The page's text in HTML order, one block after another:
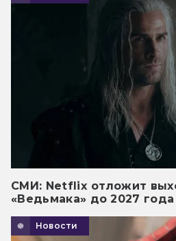
СМИ: Netflix отложит
«Ведьмака» до 2027 года
Новости